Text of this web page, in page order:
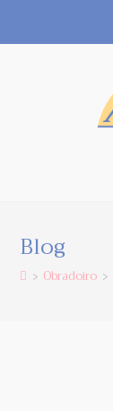
Blog
> Obradoiro >